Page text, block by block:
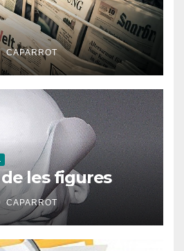
CAPARROT
les figures
CAPARROT